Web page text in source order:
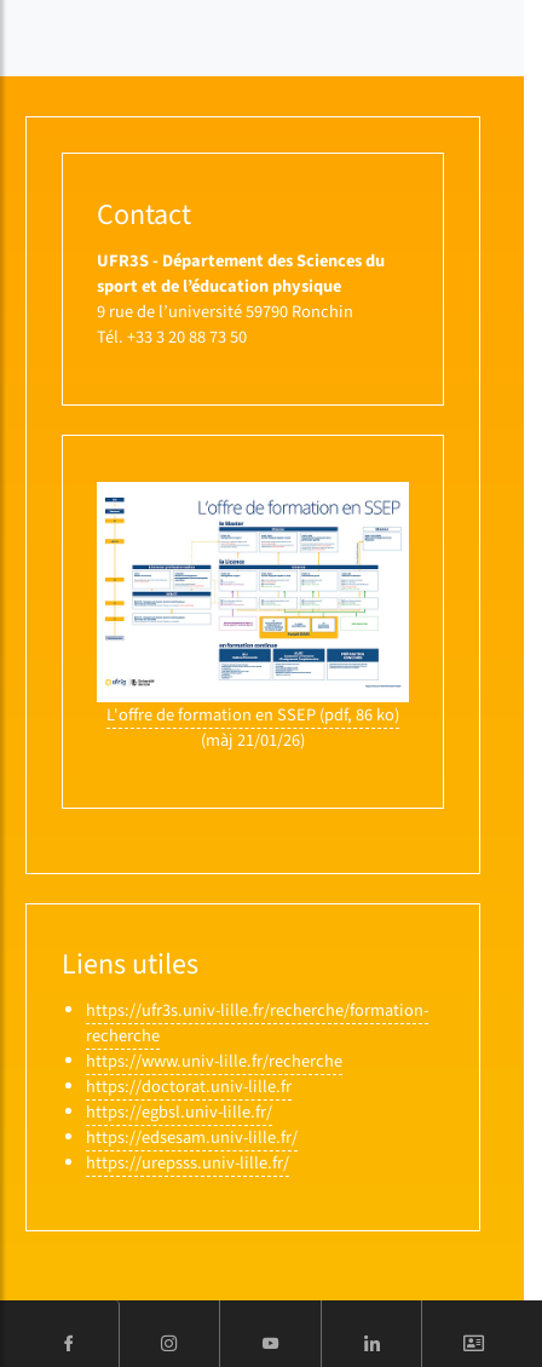
Contact
UFR3S - Département des Sciences du
sport et de l’éducation physique
9 rue de l’université 59790 Ronchin
Tél. +33 3 20 88 73 50
L'offre de formation en SSEP (pdf, 86 ko)
(màj 21/01/26)
Liens utiles
https://ufr3s.univ-lille.fr/recherche/formation-
recherche
https://www.univ-lille.fr/recherche
https://doctorat.univ-lille.fr
https://egbsl.univ-lille.fr/
https://edsesam.univ-lille.fr/
https://urepsss.univ-lille.fr/